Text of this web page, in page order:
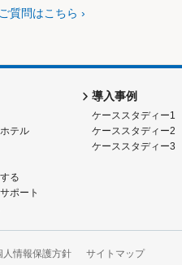
質問はこちら
テル
る
ポート
導入事例
ケーススタディー1
ケーススタディー2
ケーススタディー3
人情報保護方針 サイトマップ